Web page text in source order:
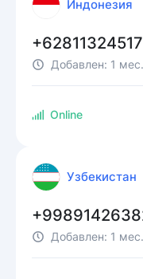
Индонезия
Добавлен: 1
Online
Узбекистан
Добавлен: 1